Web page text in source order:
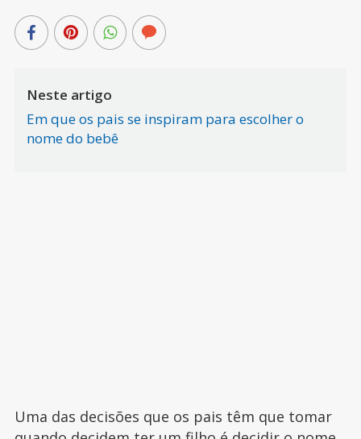
Neste artigo
Em que os pais se inspiram para escolher o
nome do bebê
Uma das decisões que os pais têm que tomar